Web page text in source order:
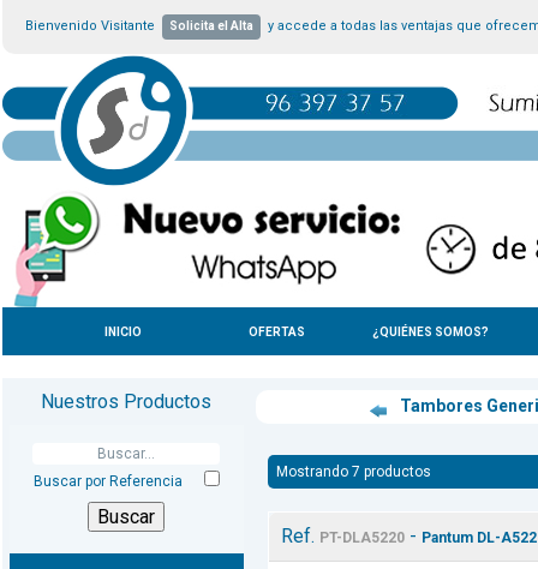
Bienvenido Visitante Solicita el Alta y accede a todas las ventajas que
INICIO OFERTAS ¿QUIÉNES SOMOS?
Nuestros Productos
Buscar por Referencia
Tambores
Mostrando 7 productos
Ref. PT-DLA5220- Pantum DL-